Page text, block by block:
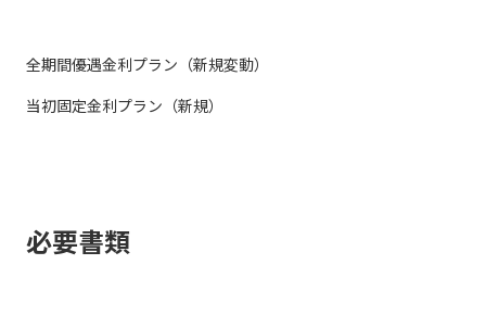
全期間優遇金利プラン（新規変動）
当初固定金利プラン（新規）
必要書類